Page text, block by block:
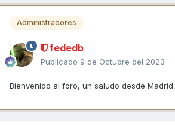
Administradores
fededb
Publicado 9 de Octubre del 2023
Bienvenido al foro, un saludo desde Madrid.